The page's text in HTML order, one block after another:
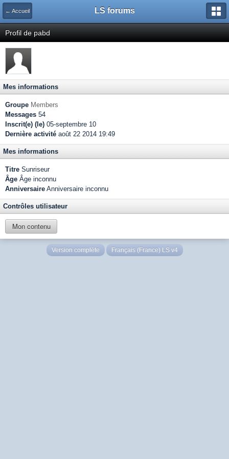
← Accueil LS forums
Profil de pabd
Mes informations
Groupe Members
Messages 54
Inscrit(e) (le) 05-septembre 10
Dernière activité août 22 2014 19:49
Mes informations
Titre Sunriseur
Âge Âge inconnu
Anniversaire Anniversaire inconnu
Contrôles utilisateur
Mon contenu
Version complète Français (France) LS v4